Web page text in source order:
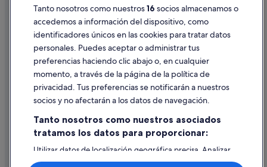
Hoteles de 4 estrellas en San Eugenio
Apartoteles en San Eugenio
Hoteles cerca de Centro comercial Gran Sur
Nh Hotels en Costa Adeje
San Eugenio hoteles
Hoteles cerca de Tenerife Nautical Center
Hoteles con todo incluido en Tenerife
Hoteles de negocios en Playa de las Américas
Pautas sobre el contenido y cómo denunciar contenido
Ayuda
Cancelar un vuelo
Cancelar una reserva de hotel o de un alquiler vacacional
Utilizar un cupón de Expedia
Documentos para viajes internacionales
Tanto nosotros como nuestros16 socios almacenamos o
accedemos a información del dispositivo, como
identificadores únicos en las cookies para tratar datos
personales. Puedes aceptar o administrar tus
preferencias haciendo clic abajo o, en cualquier
momento, a través de la página de la política de
privacidad. Tus preferencias se notificarán a nuestros
socios y no afectarán a los datos de navegación.
Tanto nosotros como nuestros asociados
tratamos los datos para proporcionar:
Utilizar datos de localización geográfica precisa. Analizar
activamente las características del dispositivo para su